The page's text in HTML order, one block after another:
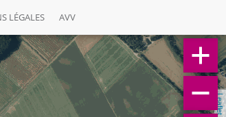
LÉGALES AVV
Leaflet